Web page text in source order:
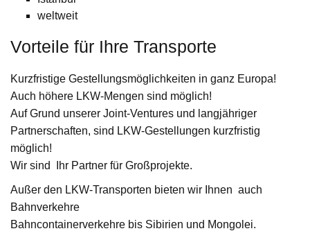
weltweit
Vorteile für Ihre Transporte
Kurzfristige Gestellungsmöglichkeiten in ganz Europa!
Auch höhere LKW-Mengen sind möglich!
Auf Grund unserer Joint-Ventures und langjähriger
Partnerschaften, sind LKW-Gestellungen kurzfristig
möglich!
Wir sind Ihr Partner für Großprojekte.
Außer den LKW-Transporten bieten wir Ihnen auch
Bahnverkehre
Bahncontainerverkehre bis Sibirien und Mongolei.